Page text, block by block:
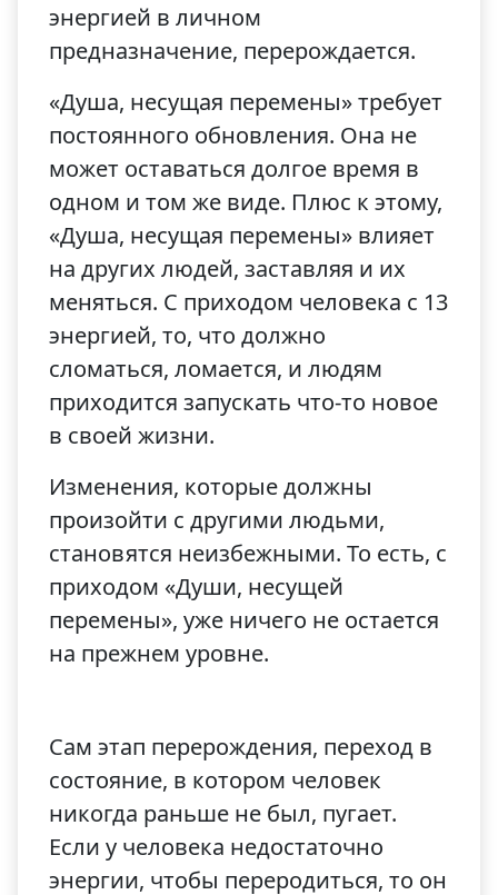
энергией в личном
предназначение, перерождается.
«Душа, несущая перемены» требует
постоянного обновления. Она не
может оставаться долгое время в
одном и том же виде. Плюс к этому,
«Душа, несущая перемены» влияет
на других людей, заставляя и их
меняться. С приходом человека с 13
энергией, то, что должно
сломаться, ломается, и людям
приходится запускать что-то новое
в своей жизни.
Изменения, которые должны
произойти с другими людьми,
становятся неизбежными. То есть, с
приходом «Души, несущей
перемены», уже ничего не остается
на прежнем уровне.
Сам этап перерождения, переход в
состояние, в котором человек
никогда раньше не был, пугает.
Если у человека недостаточно
энергии, чтобы переродиться, то он